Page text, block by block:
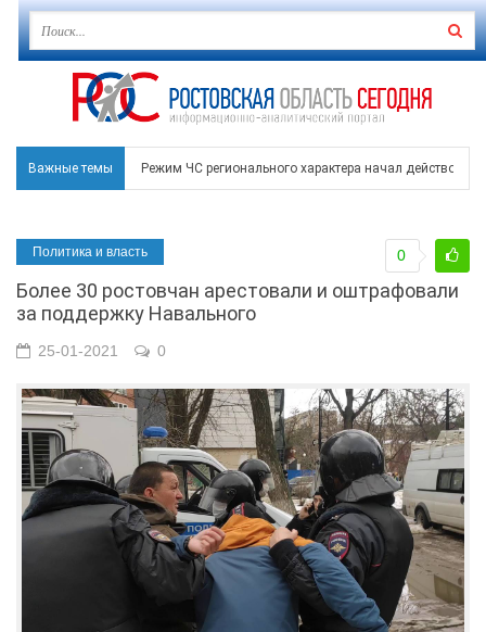
Важные темы Режим ЧС регионального характера начал
В Ростове задержан подозреваемый в ночном
Среди детей, ставших жертвами вражеской атаки в
Около 150 беспилотников прошедшей ночью
Политика и власть
Более 30 ростовчан арестовали и оштрафовали
за поддержку Навального
0
25-01-2021 0